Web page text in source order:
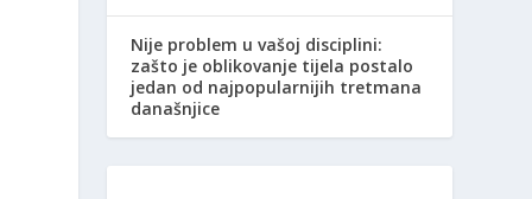
Nije problem u vašoj disciplini:
zašto je oblikovanje tijela postalo
jedan od najpopularnijih tretmana
današnjice